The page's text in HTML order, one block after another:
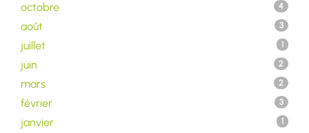
octobre 4
août 3
juillet 1
juin 2
mars 2
février 3
janvier 1